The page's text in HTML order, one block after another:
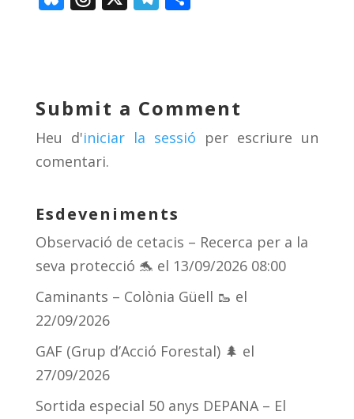
y d
s
a
m
ar
te
ix
Submit a Comment
Heu d'iniciar la sessió per escriure un
comentari.
Esdeveniments
Observació de cetacis – Recerca per a la
seva protecció 🐬 el 13/09/2026 08:00
Caminants – Colònia Güell 🥾 el
22/09/2026
GAF (Grup d’Acció Forestal) 🌲 el
27/09/2026
Sortida especial 50 anys DEPANA – El